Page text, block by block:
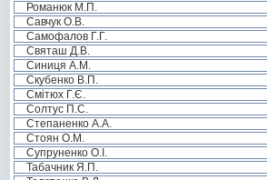
Романюк М.П.
Савчук О.В.
Самофалов Г.Г.
Святаш Д.В.
Синиця А.М.
Скубенко В.П.
Смітюх Г.Є.
Солтус П.С.
Степаненко А.А.
Стоян О.М.
Супруненко О.І.
Табачник Я.П.